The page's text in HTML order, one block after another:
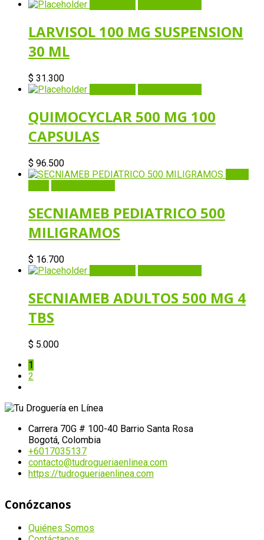
LARVISOL 100 MG SUSPENSION
30 ML
$ 31.300
QUIMOCYCLAR 500 MG 100
CAPSULAS
$ 96.500
SECNIAMEB PEDIATRICO 500
MILIGRAMOS
$ 16.700
SECNIAMEB ADULTOS 500 MG 4
TBS
$ 5.000
1
2
Carrera 70G # 100-40 Barrio Santa Rosa
Bogotá, Colombia
+6017035137
contacto@tudrogueriaenlinea.com
https://tudrogueriaenlinea.com
Conózcanos
Quiénes Somos